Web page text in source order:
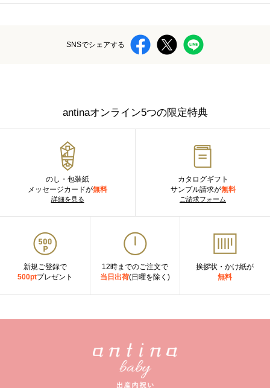
SNSでシェアする
antinaオンライン5つの限定特典
のし・包装紙
メッセージカードが無料
詳細を見る
カタログギフト
サンプル請求が無料
ご請求フォーム
新規ご登録で
500ptプレゼント
12時までのご注文で
当日出荷(日曜を除く)
挨拶状・かけ紙が
無料